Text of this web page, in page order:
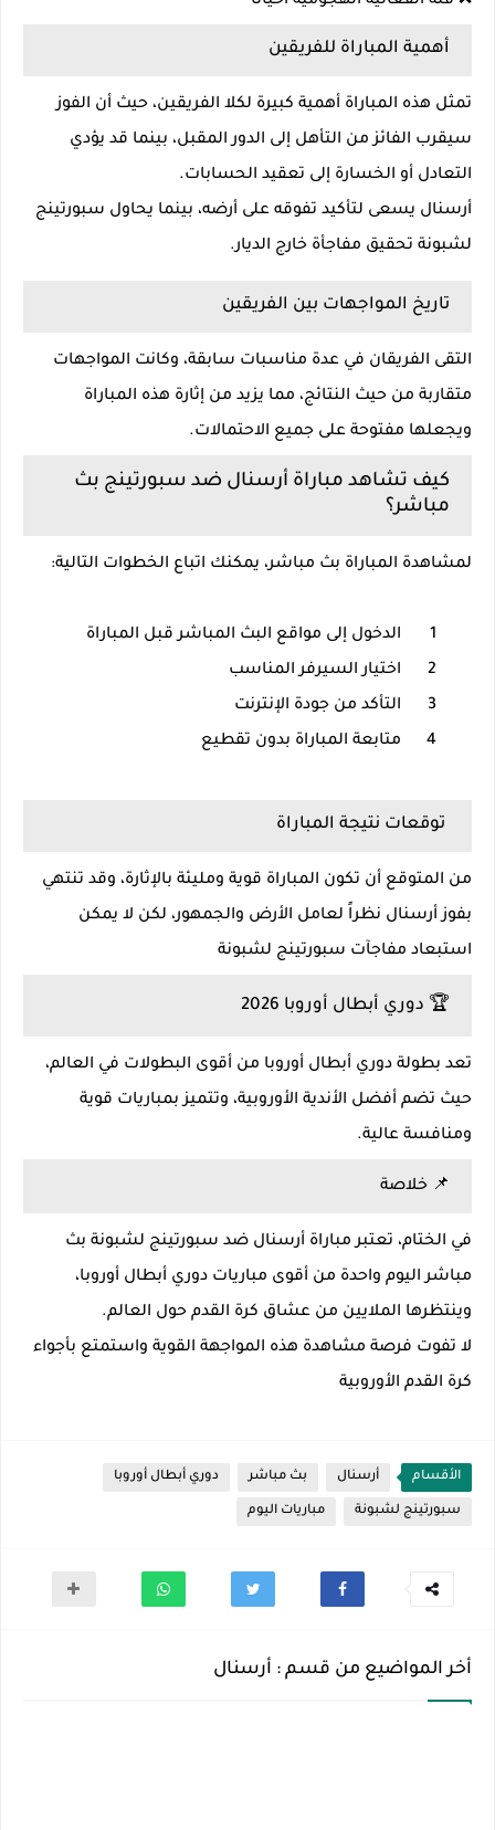
أهمية المباراة للفريقين
تمثل هذه المباراة أهمية كبيرة لكلا الفريقين، حيث أن الفوز
سيقرب الفائز من التأهل إلى الدور المقبل، بينما قد يؤدي
التعادل أو الخسارة إلى تعقيد الحسابات.
أرسنال يسعى لتأكيد تفوقه على أرضه، بينما يحاول سبورتينج
لشبونة تحقيق مفاجأة خارج الديار.
تاريخ المواجهات بين الفريقين
التقى الفريقان في عدة مناسبات سابقة، وكانت المواجهات
متقاربة من حيث النتائج، مما يزيد من إثارة هذه المباراة
ويجعلها مفتوحة على جميع الاحتمالات.
كيف تشاهد مباراة أرسنال ضد سبورتينج بث
مباشر؟
لمشاهدة المباراة بث مباشر، يمكنك اتباع الخطوات التالية:
1
الدخول إلى مواقع البث المباشر قبل المباراة
2
اختيار السيرفر المناسب
3
التأكد من جودة الإنترنت
4
متابعة المباراة بدون تقطيع
توقعات نتيجة المباراة
من المتوقع أن تكون المباراة قوية ومليئة بالإثارة، وقد تنتهي
بفوز أرسنال نظراً لعامل الأرض والجمهور، لكن لا يمكن
استبعاد مفاجآت سبورتينج لشبونة
🏆 دوري أبطال أوروبا 2026
تعد بطولة دوري أبطال أوروبا من أقوى البطولات في العالم،
حيث تضم أفضل الأندية الأوروبية، وتتميز بمباريات قوية
ومنافسة عالية.
📌 خلاصة
في الختام، تعتبر مباراة أرسنال ضد سبورتينج لشبونة بث
مباشر اليوم واحدة من أقوى مباريات دوري أبطال أوروبا،
وينتظرها الملايين من عشاق كرة القدم حول العالم.
لا تفوت فرصة مشاهدة هذه المواجهة القوية واستمتع بأجواء
كرة القدم الأوروبية
الأقسام أرسنال بث مباشر دوري أبطال أوروبا
سبورتينج لشبونة مباريات اليوم
أخر المواضيع من قسم : أرسنال